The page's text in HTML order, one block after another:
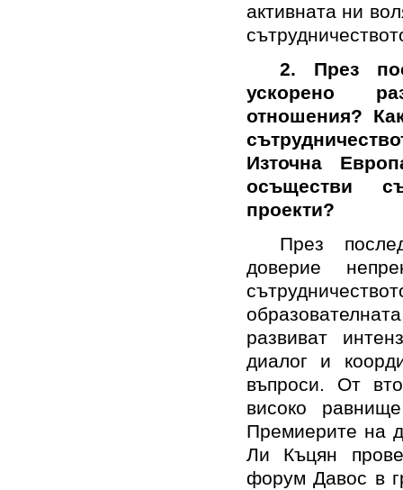
активната ни
2. През
ускорено
отношения?
Източна
осъществи
проекти?
През
доверие
развиват
диалог и
въпроси. От
високо
Премиерите на
Ли Къцян
форум Давос в